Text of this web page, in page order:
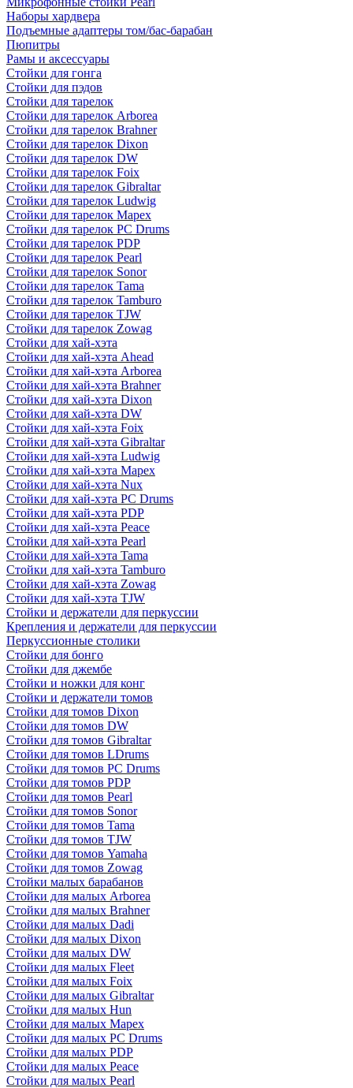
Наборы хардвера
Подъемные адаптеры том/бас-барабан
Пюпитры
Рамы и аксессуары
Стойки для гонга
Стойки для пэдов
Стойки для тарелок
Стойки для тарелок Arborea
Стойки для тарелок Brahner
Стойки для тарелок Dixon
Стойки для тарелок DW
Стойки для тарелок Foix
Стойки для тарелок Gibraltar
Стойки для тарелок Ludwig
Стойки для тарелок Mapex
Стойки для тарелок PC Drums
Стойки для тарелок PDP
Стойки для тарелок Pearl
Стойки для тарелок Sonor
Стойки для тарелок Tama
Стойки для тарелок Tamburo
Стойки для тарелок TJW
Стойки для тарелок Zowag
Стойки для хай-хэта
Стойки для хай-хэта Ahead
Стойки для хай-хэта Arborea
Стойки для хай-хэта Brahner
Стойки для хай-хэта Dixon
Стойки для хай-хэта DW
Стойки для хай-хэта Foix
Стойки для хай-хэта Gibraltar
Стойки для хай-хэта Ludwig
Стойки для хай-хэта Mapex
Стойки для хай-хэта Nux
Стойки для хай-хэта PC Drums
Стойки для хай-хэта PDP
Стойки для хай-хэта Peace
Стойки для хай-хэта Pearl
Стойки для хай-хэта Tama
Стойки для хай-хэта Tamburo
Стойки для хай-хэта Zowag
Стойки для хай-хэта TJW
Стойки и держатели для перкуссии
Крепления и держатели для перкуссии
Перкуссионные столики
Стойки для бонго
Стойки для джембе
Стойки и ножки для конг
Стойки и держатели томов
Стойки для томов Dixon
Стойки для томов DW
Стойки для томов Gibraltar
Стойки для томов LDrums
Стойки для томов PC Drums
Стойки для томов PDP
Стойки для томов Pearl
Стойки для томов Sonor
Стойки для томов Tama
Стойки для томов TJW
Стойки для томов Yamaha
Стойки для томов Zowag
Стойки малых барабанов
Стойки для малых Arborea
Стойки для малых Brahner
Стойки для малых Dadi
Стойки для малых Dixon
Стойки для малых DW
Стойки для малых Fleet
Стойки для малых Foix
Стойки для малых Gibraltar
Стойки для малых Hun
Стойки для малых Mapex
Стойки для малых PC Drums
Стойки для малых PDP
Стойки для малых Peace
Стойки для малых Pearl